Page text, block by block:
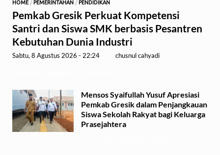
HOME /PEMERINTAHAN /PENDIDIKAN
Pemkab Gresik Perkuat Kompetensi
Santri dan Siswa SMK berbasis Pesantren
Kebutuhan Dunia Industri
Sabtu, 8 Agustus 2026 - 22:24 chusnul cahyadi
Mensos Syaifullah Yusuf Apresiasi
Pemkab Gresik dalam Penjangkauan
Siswa Sekolah Rakyat bagi Keluarga
Prasejahtera